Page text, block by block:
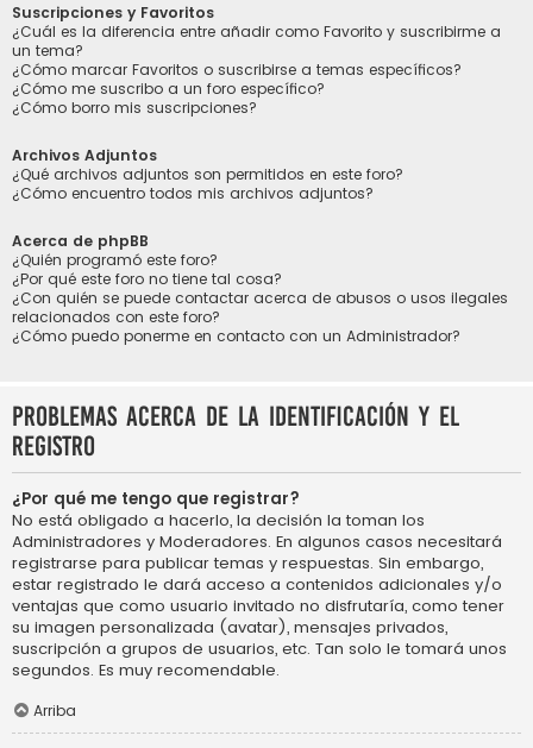
Suscripciones y Favoritos
¿Cuál es la diferencia entre añadir como Favorito y suscribirme a
un tema?
¿Cómo marcar Favoritos o suscribirse a temas específicos?
¿Cómo me suscribo a un foro específico?
¿Cómo borro mis suscripciones?
Archivos Adjuntos
¿Qué archivos adjuntos son permitidos en este foro?
¿Cómo encuentro todos mis archivos adjuntos?
Acerca de phpBB
¿Quién programó este foro?
¿Por qué este foro no tiene tal cosa?
¿Con quién se puede contactar acerca de abusos o usos ilegales
relacionados con este foro?
¿Cómo puedo ponerme en contacto con un Administrador?
Problemas acerca de la identificación y el
registro
¿Por qué me tengo que registrar?
No está obligado a hacerlo, la decisión la toman los
Administradores y Moderadores. En algunos casos necesitará
registrarse para publicar temas y respuestas. Sin embargo,
estar registrado le dará acceso a contenidos adicionales y/o
ventajas que como usuario invitado no disfrutaría, como tener
su imagen personalizada (avatar), mensajes privados,
suscripción a grupos de usuarios, etc. Tan solo le tomará unos
segundos. Es muy recomendable.
Arriba